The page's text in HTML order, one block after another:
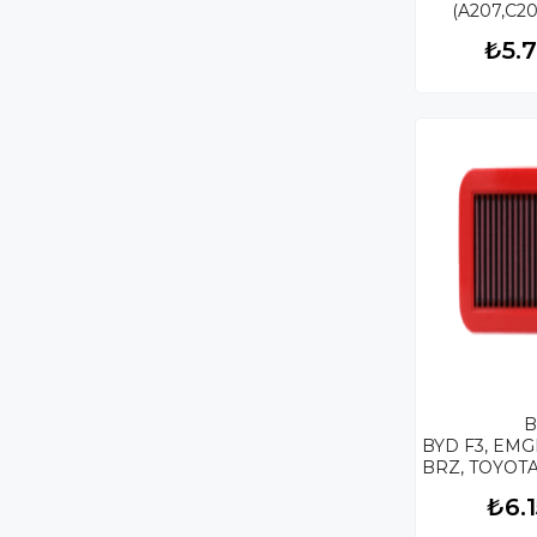
(W166),
II, LANCIA
İÇİ
BYD F3,
BRZ,
HAVA